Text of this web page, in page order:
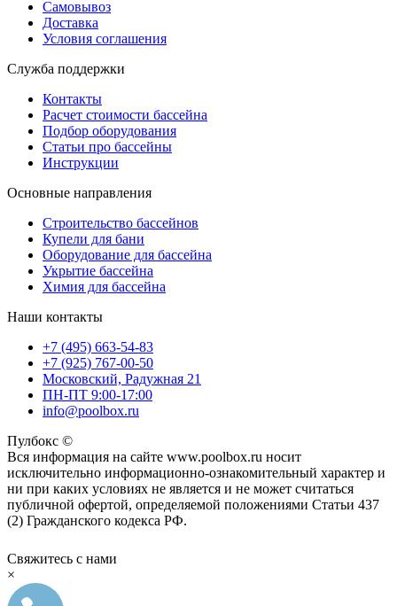
Самовывоз
Доставка
Условия соглашения
Служба поддержки
Контакты
Расчет стоимости бассейна
Подбор оборудования
Статьи про бассейны
Инструкции
Основные направления
Строительство бассейнов
Купели для бани
Оборудование для бассейна
Укрытие бассейна
Химия для бассейна
Наши контакты
+7 (495) 663-54-83
+7 (925) 767-00-50
Московский, Радужная 21
ПН-ПТ 9:00-17:00
info@poolbox.ru
Пулбокс ©
Вся информация на сайте www.poolbox.ru носит
исключительно информационно-ознакомительный характер и
ни при каких условиях не является и не может считаться
публичной офертой, определяемой положениями Статьи 437
(2) Гражданского кодекса РФ.
Свяжитесь с нами
×